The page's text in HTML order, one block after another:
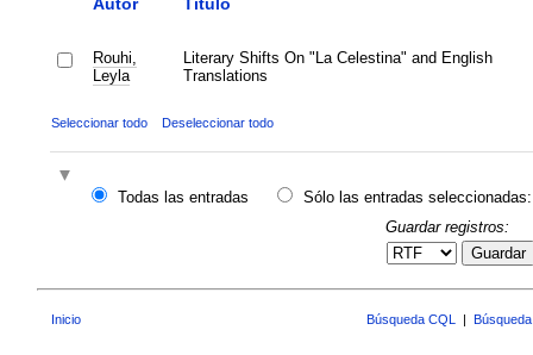
Rouhi,
Leyla
Literary Shifts On "La Celestina" and English
Translations
Seleccionar todo Deseleccionar todo
Todas las entradas
Sólo las entradas seleccionadas:
Guardar registros:
Guardar
Inicio Búsqueda CQL